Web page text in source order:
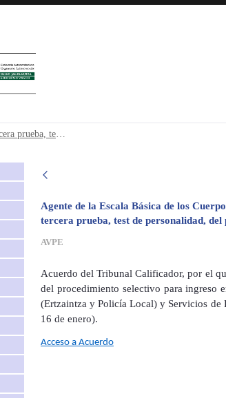
prueba, test de
Resultados provisionales de la tercera prueba, test de personalidad.
Agente de la Escala Básica de los
tercera prueba, test de personalidad, del
AVPE
Acuerdo del Tribunal Calificador, por el
del procedimiento selectivo para ingreso
(Ertzaintza y Policía Local) y Servicios de
16 de enero).
Acceso a Acuerdo